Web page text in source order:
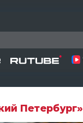
Петербург»